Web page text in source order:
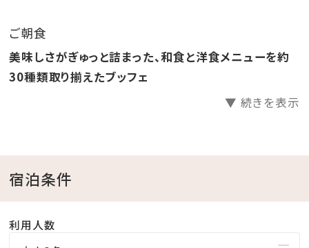
●ラウンジ「感謝」滞在中無料でご利用いただけます。
●ホテル駐車場無料
いただけます。
※飲酒後のご入浴はお断りしております。
ご朝食
美味しさがぎゅっと詰まった、和食と洋食メニューを約
30種類取り揃えたブッフェ
▼ 続きを表示
宿泊条件
利用人数